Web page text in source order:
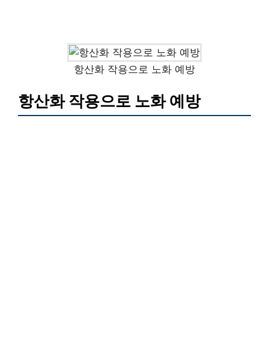
항산화 작용으로 노화 예방
항산화 작용으로 노화 예방